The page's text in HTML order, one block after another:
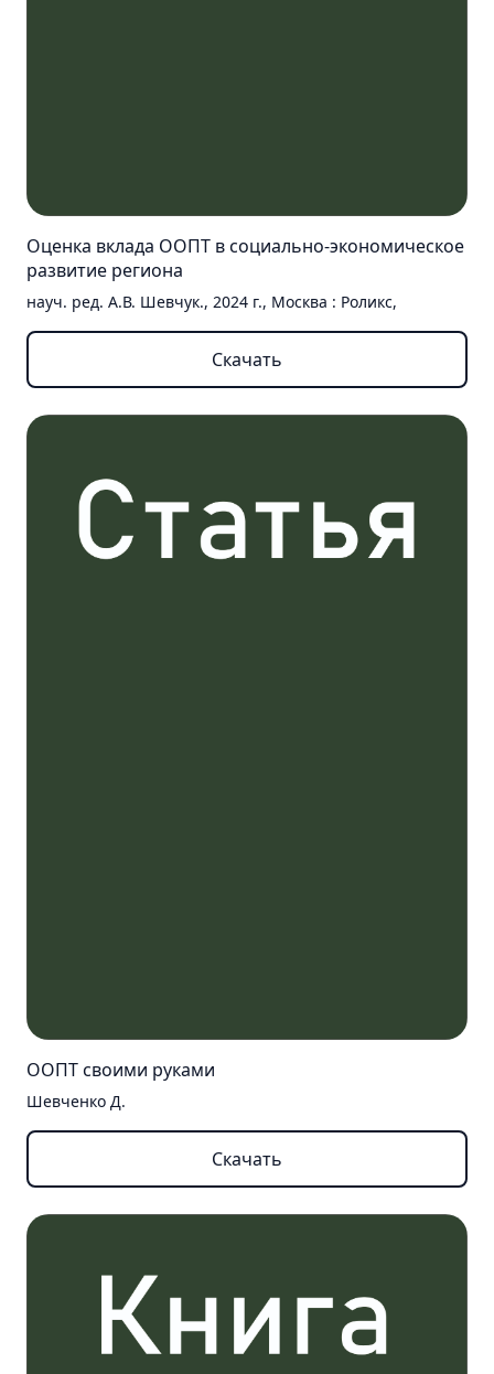
Оценка вклада ООПТ в социально-экономическое
развитие региона
науч. ред. А.В. Шевчук., 2024 г., Москва : Роликс,
Скачать
ООПТ своими руками
Шевченко Д.
Скачать